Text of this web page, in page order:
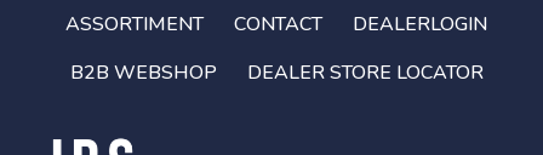
ASSORTIMENT CONTACT
DEALERLOGIN
B2B WEBSHOP
DEALER STORE LOCATOR